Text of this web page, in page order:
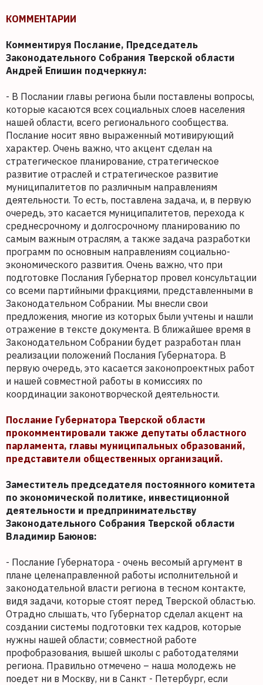
КОММЕНТАРИИ
Комментируя Послание, Председатель
Законодательного Собрания Тверской области
Андрей Епишин подчеркнул:
- В Послании главы региона были поставлены вопросы,
которые касаются всех социальных слоев населения
нашей области, всего регионального сообщества.
Послание носит явно выраженный мотивирующий
характер. Очень важно, что акцент сделан на
стратегическое планирование, стратегическое
развитие отраслей и стратегическое развитие
муниципалитетов по различным направлениям
деятельности. То есть, поставлена задача, и, в первую
очередь, это касается муниципалитетов, перехода к
среднесрочному и долгосрочному планированию по
самым важным отраслям, а также задача разработки
программ по основным направлениям социально-
экономического развития. Очень важно, что при
подготовке Послания Губернатор провел консультации
со всеми партийными фракциями, представленными в
Законодательном Собрании. Мы внесли свои
предложения, многие из которых были учтены и нашли
отражение в тексте документа. В ближайшее время в
Законодательном Собрании будет разработан план
реализации положений Послания Губернатора. В
первую очередь, это касается законопроектных работ
и нашей совместной работы в комиссиях по
координации законотворческой деятельности.
Послание Губернатора Тверской области
прокомментировали также депутаты областного
парламента, главы муниципальных образований,
представители общественных организаций.
Заместитель председателя постоянного комитета
по экономической политике, инвестиционной
деятельности и предпринимательству
Законодательного Собрания Тверской области
Владимир Баюнов:
- Послание Губернатора - очень весомый аргумент в
плане целенаправленной работы исполнительной и
законодательной власти региона в тесном контакте,
видя задачи, которые стоят перед Тверской областью.
Отрадно слышать, что Губернатор сделал акцент на
создании системы подготовки тех кадров, которые
нужны нашей области; совместной работе
профобразования, вышей школы с работодателями
региона. Правильно отмечено – наша молодежь не
поедет ни в Москву, ни в Санкт - Петербург, если